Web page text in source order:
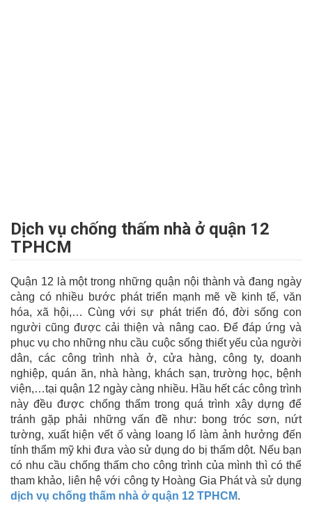
Dịch vụ chống thấm nhà ở quận 12
TPHCM
Quận 12 là một trong những quận nội thành và đang ngày
càng có nhiều bước phát triển mạnh mẽ về kinh tế, văn
hóa, xã hội,… Cùng với sự phát triển đó, đời sống con
người cũng được cải thiện và nâng cao. Để đáp ứng và
phục vụ cho những nhu cầu cuộc sống thiết yếu của người
dân, các công trình nhà ở, cửa hàng, công ty, doanh
nghiệp, quán ăn, nhà hàng, khách sạn, trường học, bệnh
viện,…tại quận 12 ngày càng nhiều. Hầu hết các công trình
này đều được chống thấm trong quá trình xây dựng để
tránh gặp phải những vấn đề như: bong tróc sơn, nứt
tường, xuất hiện vết ố vàng loang lổ làm ảnh hưởng đến
tính thẩm mỹ khi đưa vào sử dụng do bị thấm dột. Nếu bạn
có nhu cầu chống thấm cho công trình của mình thì có thể
tham khảo, liên hệ với công ty Hoàng Gia Phát và sử dụng
dịch vụ chống thấm nhà ở quận 12 TPHCM.